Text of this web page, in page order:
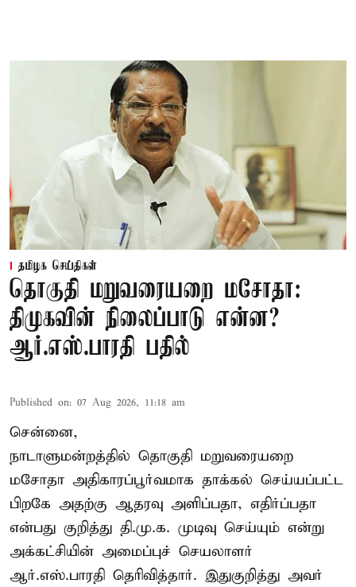
தமிழக செய்திகள்
தொகுதி மறுவரையறை மசோதா:
திமுகவின் நிலைப்பாடு என்ன?
ஆர்.எஸ்.பாரதி பதில்
Published on: 07 Aug 2026, 11:18 am
சென்னை,
நாடாளுமன்றத்தில் தொகுதி மறுவரையறை
மசோதா அதிகாரப்பூர்வமாக தாக்கல் செய்யப்பட்ட
பிறகே அதற்கு ஆதரவு அளிப்பதா, எதிர்ப்பதா
என்பது குறித்து தி.மு.க. முடிவு செய்யும் என்று
அக்கட்சியின் அமைப்புச் செயலாளர்
ஆர்.எஸ்.பாரதி தெரிவித்தார். இதுகுறித்து அவர்